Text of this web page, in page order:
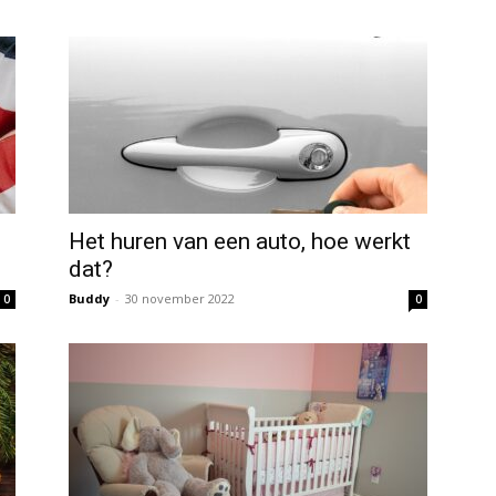
0
Het huren van een auto, hoe werkt
dat?
Buddy - 30 november 2022 0